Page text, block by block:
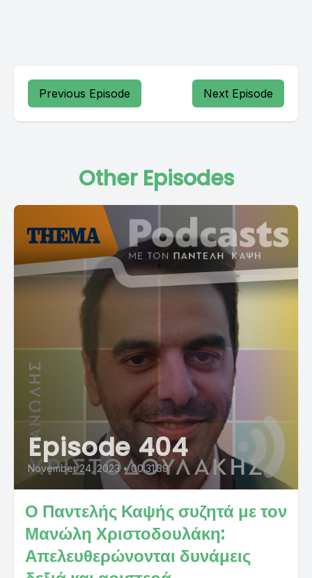
Previous Episode Next Episode
Other Episodes
Episode 404
November 24, 2023 • 00:31:39
Ο Παντελής Καψής συζητά με τον
Μανώλη Χριστοδουλάκη:
Απελευθερώνονται δυνάμεις